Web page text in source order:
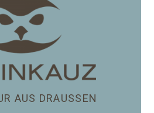
AUS DRAUSSEN